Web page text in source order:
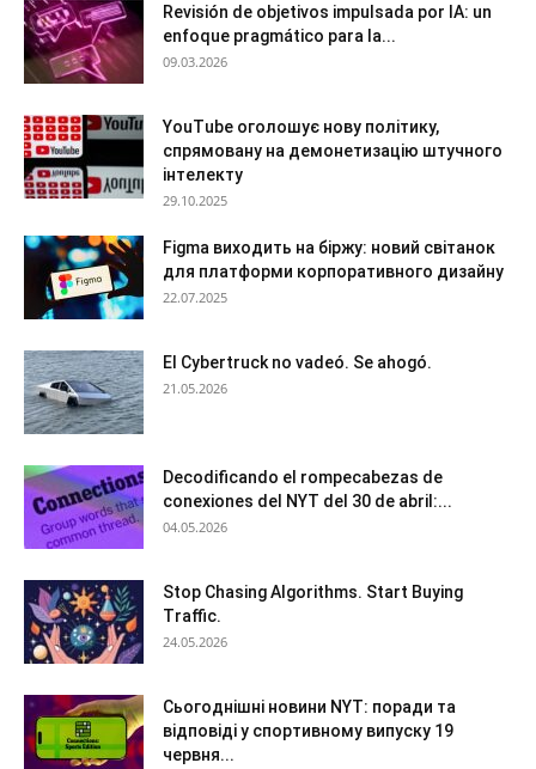
Revisión de objetivos impulsada por IA: un
enfoque pragmático para la...
09.03.2026
YouTube оголошує нову політику,
спрямовану на демонетизацію штучного
інтелекту
29.10.2025
Figma виходить на біржу: новий світанок
для платформи корпоративного дизайну
22.07.2025
El Cybertruck no vadeó. Se ahogó.
21.05.2026
Decodificando el rompecabezas de
conexiones del NYT del 30 de abril:...
04.05.2026
Stop Chasing Algorithms. Start Buying
Traffic.
24.05.2026
Сьогоднішні новини NYT: поради та
відповіді у спортивному випуску 19
червня...